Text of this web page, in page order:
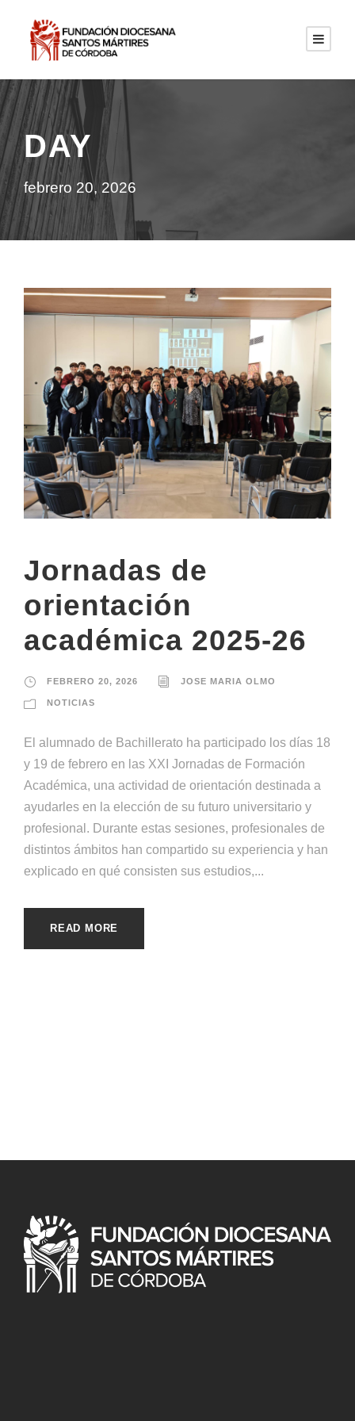
DAY
febrero 20, 2026
Jornadas de
orientación
académica 2025-26
FEBRERO 20, 2026 JOSE MARIA OLMO
NOTICIAS
El alumnado de Bachillerato ha participado los días 18
y 19 de febrero en las XXI Jornadas de Formación
Académica, una actividad de orientación destinada a
ayudarles en la elección de su futuro universitario y
profesional. Durante estas sesiones, profesionales de
distintos ámbitos han compartido su experiencia y han
explicado en qué consisten sus estudios,...
READ MORE